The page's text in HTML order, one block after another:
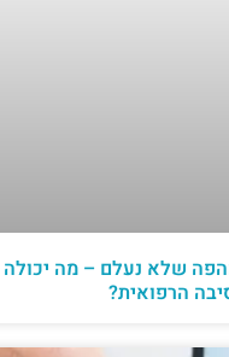
שלא נעלם – מה יכולה
הרפואית?